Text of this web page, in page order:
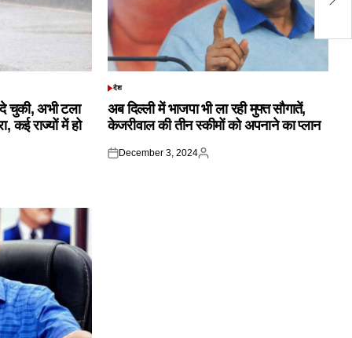
दे चुकी, अभी टला
कई राज्यों में हो
POSTED
देश
अब दिल्ली में भाजपा भी ला रही मुफ्त सौगातें,
केजरीवाल की तीन स्कीमों को अपनाने का प्लान
Posted
December 3, 2024
Posted